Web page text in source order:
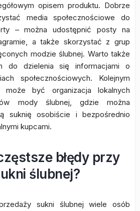
opisem produktu. Dobrze
media społecznościowe do
– można udostępnić posty na
a także skorzystać z grup
modzie ślubnej. Warto także
do dzielenia się informacjami o
społecznościowych. Kolejnym
może być organizacja lokalnych
mody ślubnej, gdzie można
suknię osobiście i bezpośrednio
kupcami.
błędy przy
ślubnej?
sukni ślubnej wiele osób